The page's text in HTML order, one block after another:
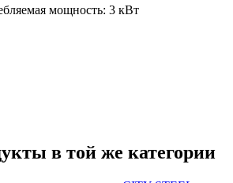
мощность: 3 кВт
в той же категории